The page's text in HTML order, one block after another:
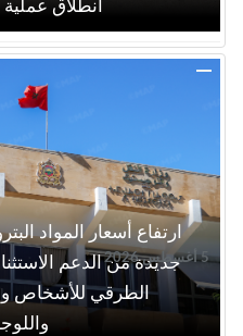
انطلاق عملية
ارتفاع أسعار المواد
جديدة من الدعم
الطرقي للأشخاص
5 أغسطس 2026